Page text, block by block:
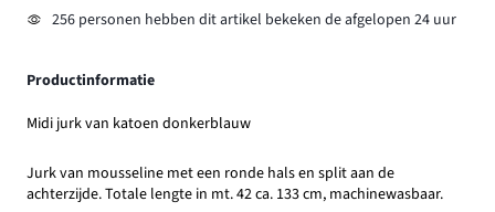
256 personen hebben dit artikel bekeken de afgelopen 24 uur
Productinformatie
Midi jurk van katoen donkerblauw
Jurk van mousseline met een ronde hals en split aan de
achterzijde. Totale lengte in mt. 42 ca. 133 cm, machinewasbaar.